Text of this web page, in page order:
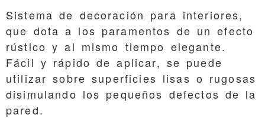
Sistema de decoración para interiores,
que dota a los paramentos de un efecto
rústico y al mismo tiempo elegante.
Fácil y rápido de aplicar, se puede
utilizar sobre superficies lisas o rugosas
disimulando los pequeños defectos de la
pared.